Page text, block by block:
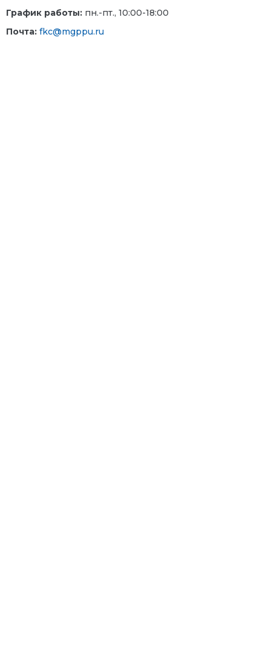
График работы: пн.-пт., 10:00-18:00
Почта: fkc@mgppu.ru